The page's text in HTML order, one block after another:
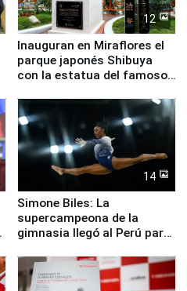
12
Inauguran en Miraflores el
parque japonés Shibuya
con la estatua del famoso
14
Simone Biles: La
supercampeona de la
gimnasia llegó al Perú para
Panamericanos Lima 2027